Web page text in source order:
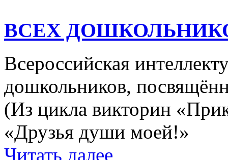
ВСЕХ
Всероссийская
дошкольников,
(Из цикла викторин
«Друзья души моей!»
Читать далее